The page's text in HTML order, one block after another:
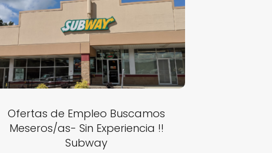
Ofertas de Empleo Buscamos
Meseros/as- Sin Experiencia !!
Subway